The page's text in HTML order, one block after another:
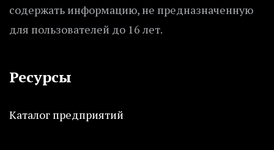
содержать информацию, не предназначенную
для пользователей до 16 лет.
Ресурсы
Каталог предприятий